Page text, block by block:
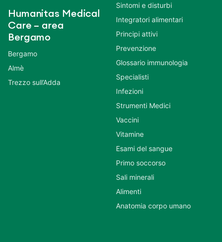
Humanitas Medical
Care – area
Bergamo
Bergamo
Almè
Trezzo sull’Adda
Sintomi e disturbi
Integratori alimentari
Principi attivi
Prevenzione
Glossario immunologia
Specialisti
Infezioni
Strumenti Medici
Vaccini
Vitamine
Esami del sangue
Primo soccorso
Sali minerali
Alimenti
Anatomia corpo umano